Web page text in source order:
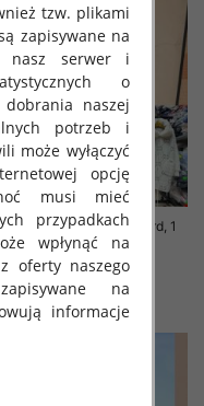
alpaka Roz Standard, 1
Kolor Paczka 3 szt
145.00 zł
szczegóły
tzw. plikami
zapisywane na
nasz serwer i
o
naszej
potrzeb i
może wyłączyć
opcję
musi mieć
przypadkach
wpłynąć na
oferty naszego
na
informacje